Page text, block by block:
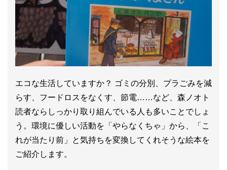
エコな生活していますか？ ゴミの分別、プラごみを減
らす、フードロスをなくす、節電……など、森ノオト
読者ならしっかり取り組んでいる人も多いことでしょ
う。環境に優しい活動を「やらなくちゃ」から、「こ
れが当たり前」と気持ちを変換してくれそうな絵本を
ご紹介します。